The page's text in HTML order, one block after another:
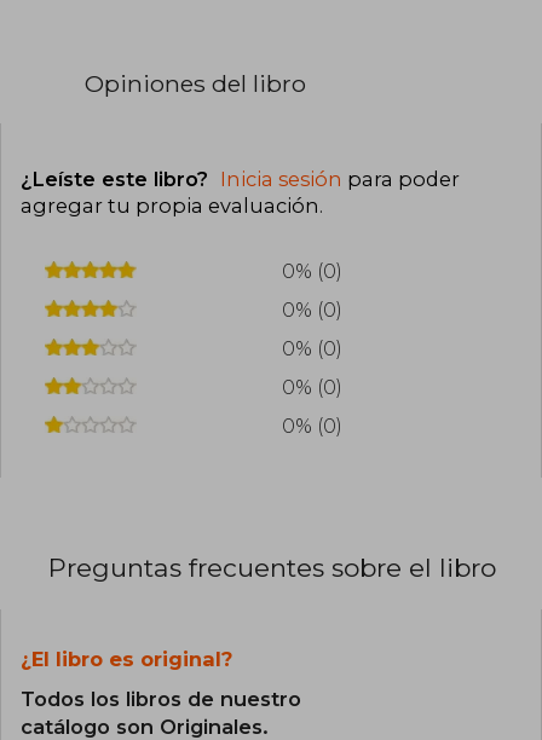
Opiniones del libro
¿Leíste este libro? Inicia sesión para poder
agregar tu propia evaluación.
0% (0)
0% (0)
0% (0)
0% (0)
0% (0)
Preguntas frecuentes sobre el libro
¿El libro es original?
Todos los libros de nuestro
catálogo son Originales.